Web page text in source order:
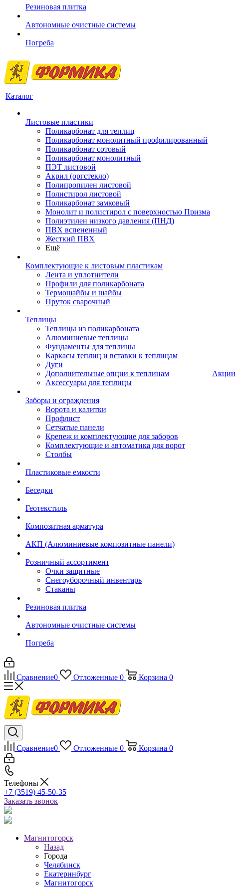
Резиновая плитка
Автономные очистные системы
Погреба
Каталог
Листовые пластики
Поликарбонат для теплиц
Поликарбонат монолитный профилированный
Поликарбонат сотовый
Поликарбонат монолитный
ПЭТ листовой
Акрил (оргстекло)
Полипропилен листовой
Полистирол листовой
Поликарбонат замковый
Монолит и полистирол с поверхностью Призма
Полиэтилен низкого давления (ПНД)
ПВХ вспененный
Жесткий ПВХ
Ещё
Комплектующие к листовым пластикам
Лента и уплотнители
Профили для поликарбоната
Термошайбы и шайбы
Пруток сварочный
Теплицы
Теплицы из поликарбоната
Алюминиевые теплицы
Фундаменты для теплицы
Каркасы теплиц и вставки к теплицам
Дуги
Дополнительные опции к теплицам
Аксессуары для теплицы
Заборы и ограждения
Ворота и калитки
Профлист
Сетчатые панели
Крепеж и комплектующие для заборов
Комплектующие и автоматика для ворот
Столбы
Пластиковые емкости
Беседки
Геотекстиль
Композитная арматура
АКП (Алюминиевые композитные панели)
Розничный ассортимент
Очки защитные
Снегоуборочный инвентарь
Стаканы
Резиновая плитка
Автономные очистные системы
Погреба
Акции
Сравнение0 Отложенные 0 Корзина 0
Сравнение0 Отложенные 0 Корзина 0
Телефоны
+7 (3519) 45-50-35
Заказать звонок
Магнитогорск
Назад
Города
Челябинск
Екатеринбург
Магнитогорск